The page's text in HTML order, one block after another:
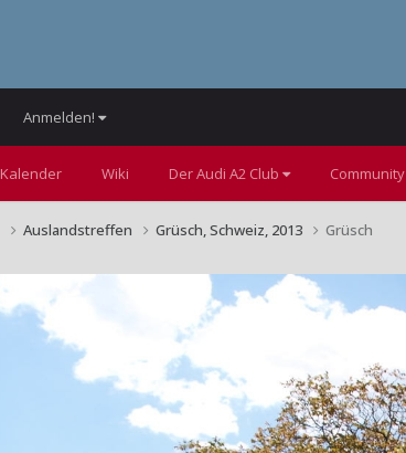
Kalender Wiki Der Audi A2 Club Community
Anmelden!
Auslandstreffen Grüsch, Schweiz, 2013 Grüsch